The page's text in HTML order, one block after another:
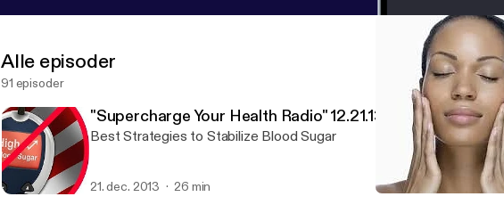
Alle episoder
91 episoder
"Supercharge Your Health Radio" 12.21.13
Best Strategies to Stabilize Blood Sugar
21. dec. 2013 26 min